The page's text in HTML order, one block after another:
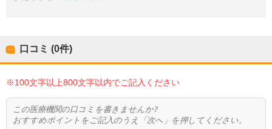
口コミ (0件)
※100文字以上800文字以内でご記入ください